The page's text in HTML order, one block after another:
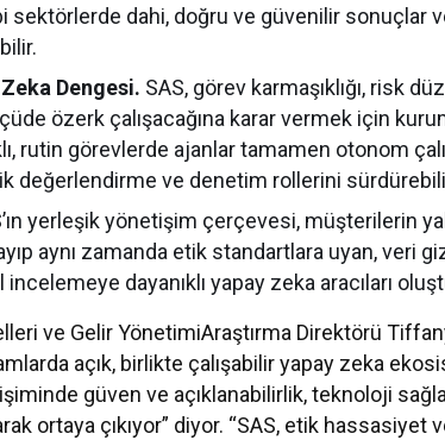
sektörlerde dahi, doğru ve güvenilir sonuçlar
Dengesi. SAS, görev karmaşıklığı, risk
özerk çalışacağına karar vermek için
rutin görevlerde ajanlar tamamen otonom
değerlendirme ve denetim rollerini
yerleşik yönetişim çerçevesi, müşterilerin
aynı zamanda etik standartlara uyan, veri
dayanıklı yapay zeka aracıları
ve Gelir YönetimiAraştırma Direktörü
açık, birlikte çalışabilir yapay zeka
güven ve açıklanabilirlik, teknoloji
ortaya çıkıyor” diyor. “SAS, etik hassasiyet